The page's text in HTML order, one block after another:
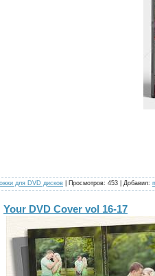
для DVD дисков | Просмотров: 453 | Добавил:
Your DVD Cover vol 16-17